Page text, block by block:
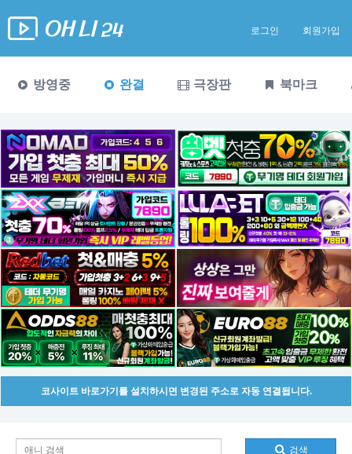
로그인 회원가입
방영중 완결 극장판 북마크
코사이트 바로가기를 설치하시면 변경된 주소로 자동 연결됩니다.
검색